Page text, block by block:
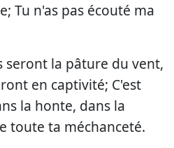
Tu n'as pas écouté ma
seront la pâture du vent,
en captivité; C'est
la honte, dans la
toute ta méchanceté.